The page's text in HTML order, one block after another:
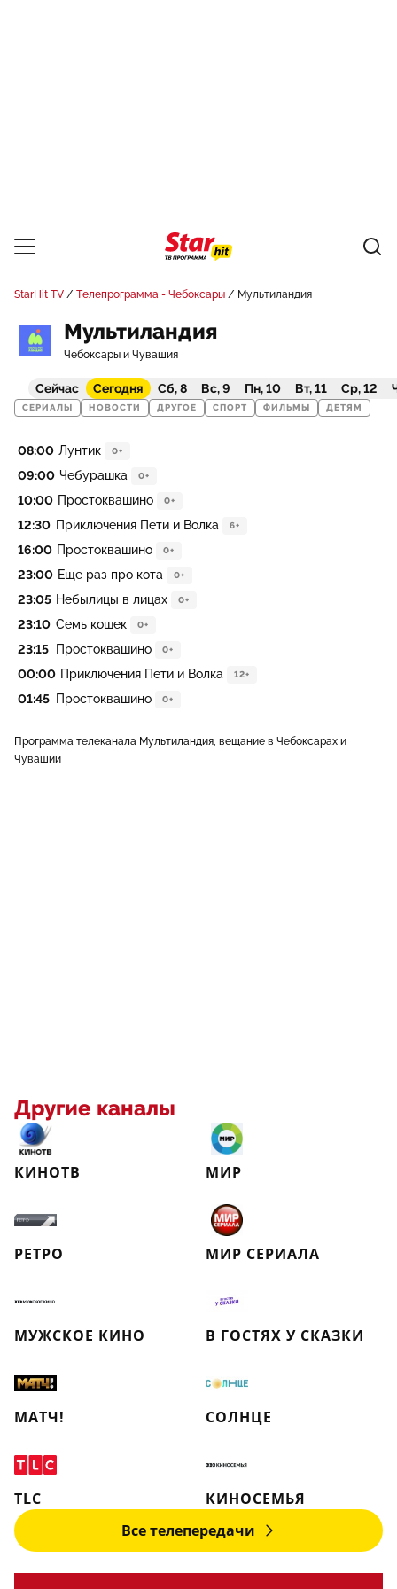
StarHit TV Телепрограмма - Чебоксары Мультиландия
Мультиландия
Чебоксары и Чувашия
Сейчас Сегодня Сб, 8 Вс, 9 Пн, 10 Вт, 11 Ср, 12
СЕРИАЛЫ НОВОСТИ ДРУГОЕ СПОРТ ФИЛЬМЫ ДЕТЯМ
08:00 Лунтик 0+
09:00 Чебурашка 0+
10:00 Простоквашино 0+
12:30 Приключения Пети и Волка 6+
16:00 Простоквашино 0+
23:00 Еще раз про кота 0+
23:05 Небылицы в лицах 0+
23:10 Семь кошек 0+
23:15 Простоквашино 0+
00:00 Приключения Пети и Волка 12+
01:45 Простоквашино 0+
Программа телеканала Мультиландия, вещание в Чебоксарах и
Чувашии
Другие каналы
КИНОТВ МИР
РЕТРО МИР СЕРИАЛА
МУЖСКОЕ КИНО В ГОСТЯХ У СКАЗКИ
МАТЧ! СОЛНЦЕ
TLC
КИНОСЕМЬЯ
Все телепередачи